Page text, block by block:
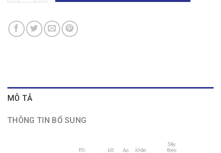
MÔ TẢ
THÔNG TIN BỔ SUNG